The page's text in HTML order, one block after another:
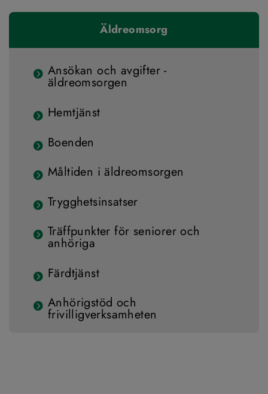
Äldreomsorg
Ansökan och avgifter -
äldreomsorgen
Hemtjänst
Boenden
Måltiden i äldreomsorgen
Trygghetsinsatser
Träffpunkter för seniorer och
anhöriga
Färdtjänst
Anhörigstöd och
frivilligverksamheten